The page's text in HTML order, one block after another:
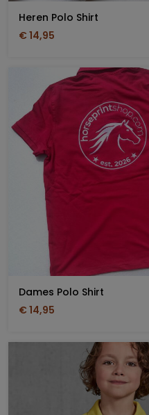
Heren Polo Shirt
€ 14,95
Dames Polo Shirt
€ 14,95